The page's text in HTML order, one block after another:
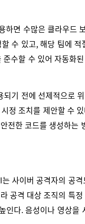
면 수많은 클라우드
수 있고, 해당 팀에
수할 수 있어 자동화
기 전에 선제적으로
정 조치를 제안할 수
한 코드를 생성하는
사이버 공격자의 공
공격 대상 조직의 특
다. 음성이나 영상